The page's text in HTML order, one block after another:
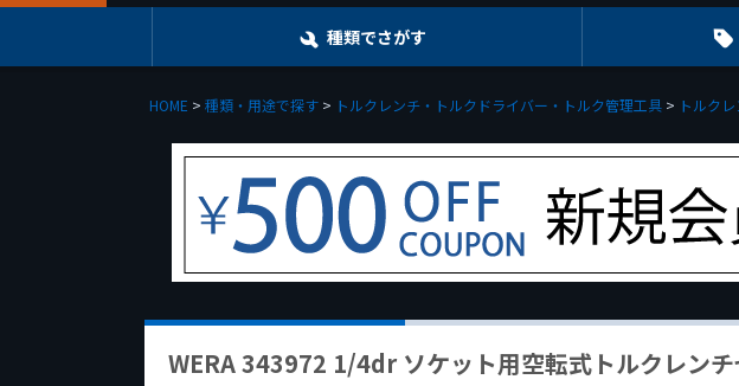
種類でさがす
HOME 種類・用途で探す トルクレンチ・トルクドライバー・トルク管理工具 トルク
WERA 343972 1/4dr ソケット用空転式トルクレン